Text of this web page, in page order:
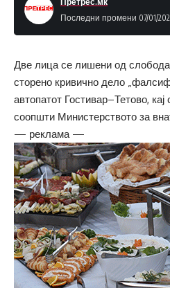
Последни промени 07/01/
Две лица се лишени од
сторено кривично дело
автопатот Гостивар–Тетово,
соопшти Министерството за
— реклама —